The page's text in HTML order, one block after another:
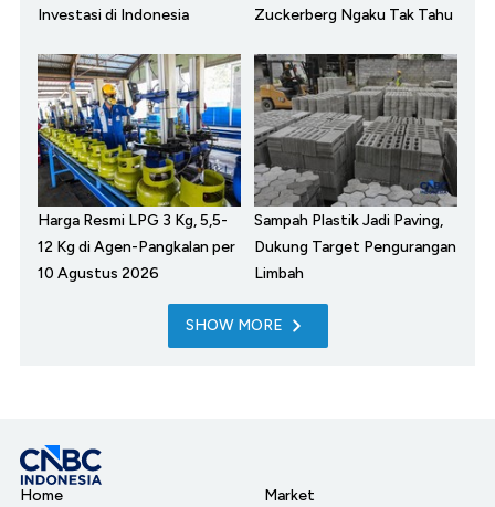
Investasi di Indonesia
Zuckerberg Ngaku Tak Tahu
Harga Resmi LPG 3 Kg, 5,5-
12 Kg di Agen-Pangkalan per
10 Agustus 2026
Sampah Plastik Jadi Paving,
Dukung Target Pengurangan
Limbah
SHOW MORE
Home
Market